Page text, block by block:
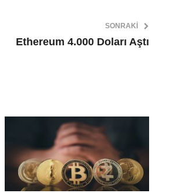
SONRAKI
Ethereum 4.000 Doları Aştı